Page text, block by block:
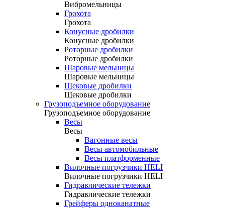
Вибромельницы
Грохота
Грохота
Конусные дробилки
Конусные дробилки
Роторные дробилки
Роторные дробилки
Шаровые мельницы
Шаровые мельницы
Щековые дробилки
Щековые дробилки
Грузоподъемное оборудование
Грузоподъемное оборудование
Весы
Весы
Вагонные весы
Весы автомобильные
Весы платформенные
Вилочные погрузчики HELI
Вилочные погрузчики HELI
Гидравлические тележки
Гидравлические тележки
Грейферы одноканатные